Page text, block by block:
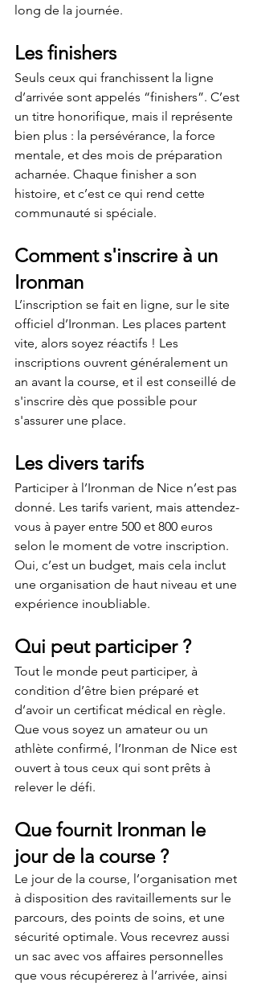
long de la journée.
Les finishers
Seuls ceux qui franchissent la ligne
d’arrivée sont appelés “finishers”. C’est
un titre honorifique, mais il représente
bien plus : la persévérance, la force
mentale, et des mois de préparation
acharnée. Chaque finisher a son
histoire, et c’est ce qui rend cette
communauté si spéciale.
Comment s'inscrire à un
Ironman
L’inscription se fait en ligne, sur le site
officiel d’Ironman. Les places partent
vite, alors soyez réactifs ! Les
inscriptions ouvrent généralement un
an avant la course, et il est conseillé de
s'inscrire dès que possible pour
s'assurer une place.
Les divers tarifs
Participer à l’Ironman de Nice n’est pas
donné. Les tarifs varient, mais attendez-
vous à payer entre 500 et 800 euros
selon le moment de votre inscription.
Oui, c’est un budget, mais cela inclut
une organisation de haut niveau et une
expérience inoubliable.
Qui peut participer ?
Tout le monde peut participer, à
condition d’être bien préparé et
d’avoir un certificat médical en règle.
Que vous soyez un amateur ou un
athlète confirmé, l’Ironman de Nice est
ouvert à tous ceux qui sont prêts à
relever le défi.
Que fournit Ironman le
jour de la course ?
Le jour de la course, l’organisation met
à disposition des ravitaillements sur le
parcours, des points de soins, et une
sécurité optimale. Vous recevrez aussi
un sac avec vos affaires personnelles
que vous récupérerez à l’arrivée, ainsi